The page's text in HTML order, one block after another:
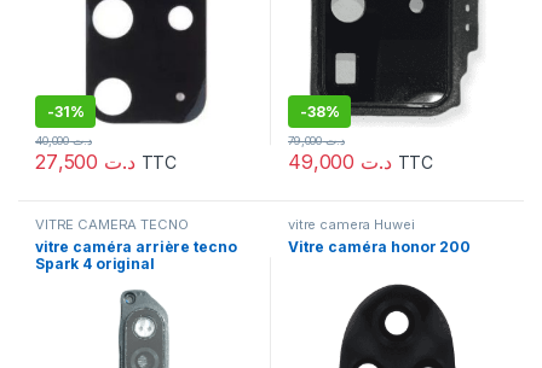
-31%
د.ت
د.ت40,000
TTC
-38%
د.ت
د.ت79,000
TTC
VITRE CAMERA TECNO
vitre caméra arrière tecno
Spark 4 original
vitre camera Huwei
Vitre caméra honor 200